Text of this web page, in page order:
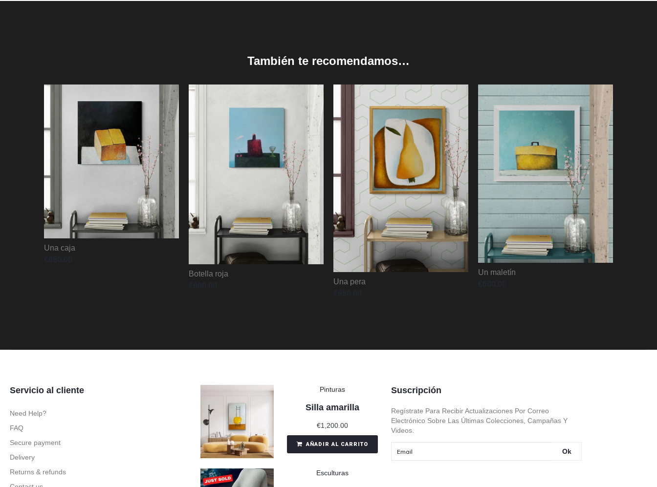
También te recomendamos…
Una caja
Botella roja
Una pera
Un maletín
Servicio al cliente
Need Help?
FAQ
Secure payment
Delivery
Returns & refunds
Pinturas
Silla amarilla
€1,200.00
AÑADIR AL CARRITO
Esculturas
Suscripción
Regístrate Para Recibir Actualizaciones Por Correo
Electrónico Sobre Las Últimas Colecciones, Campañas Y
Videos.
Ok